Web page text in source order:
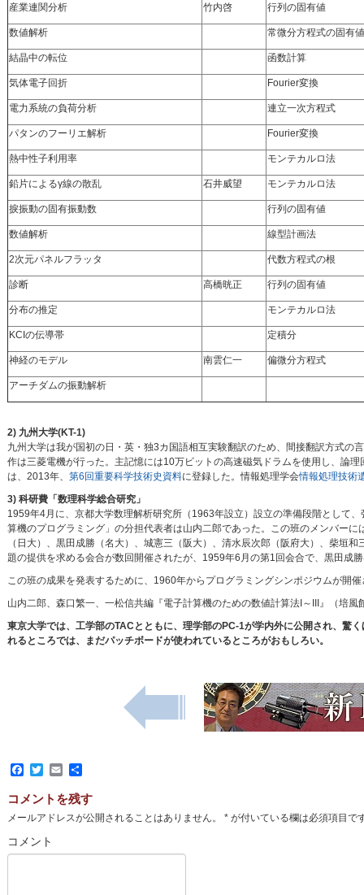
産業連関分析 竹内啓 行列の固有値
数値解析 常微分方程式の固有値
結晶中の転位 函数計算
気体電子回折 Fourier変換
電力系統の負荷分析 連立一次方程式
パタンのフーリエ解析 Fourier変換
熱中性子利用率 モンテカルロ法
鉛片によるγ線の散乱 石井威望 モンテカルロ法
捩振動の固有振動数 行列の固有値
数値解析 線型計画法
2次元パネルフラッタ 代数方程式の根
診断 高橋晄正 行列の固有値
分布の推定 モンテカルロ法
KCIの伝導帯 定積分
神経のモデル 南雲仁一 偏微分方程式
アーチダムの振動解析
2) 九州大学(KT-1)
九州大学は我が国初の日・英・独3カ国語相互実験翻訳のため、間接翻訳方式の
作は三菱電機が行った。主記憶には10万ビットの高速磁気ドラムを使用し、論
は、2013年、 第6回重要科学技術史資料に登録した。情報処理学会情報処理技術
3) 科研費「数理科学総合研究」
1959年4月に、京都大学数理解析研究所（1963年設立）設立の準備段階として
算機のプログラミング」の分担代表者は山内二郎であった。この班のメンバー
（日大）、黒田成勝（名大）、城憲三（阪大）、清水辰次郎（阪府大）、柴垣
題の提供を求める会合が数回開催されたが、1959年6月の第1回会合で、黒田成
この班の成果を発表するために、1960年からプログラミングシンポジウムが開催
山内二郎、森口繁一、一松信共編『電子計算機のための数値計算法I～III』（培
東京大学では、工学部のTACとともに、理学部のPC-1が学内外に公開され、驚
れるところでは、まだパッチボードが使われているところがおもしろい。
Facebook
TwitterEmail
共
コメントを残す
メールアドレスが公開されることはありません。 *が付いている欄は必須項目で
コメント